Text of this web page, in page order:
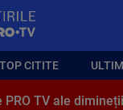
TOP CITITE
PRO TV ale dimineții